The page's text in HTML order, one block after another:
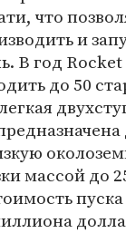
что
и
В год Rocket
до 50
массой до